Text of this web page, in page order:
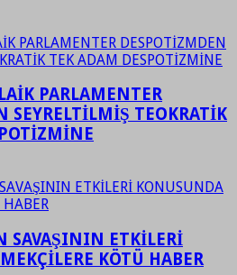
PARLAMENTER
SEYRELTİLMİŞ TEOKRATİK
SAVAŞININ ETKİLERİ
KÖTÜ HABER